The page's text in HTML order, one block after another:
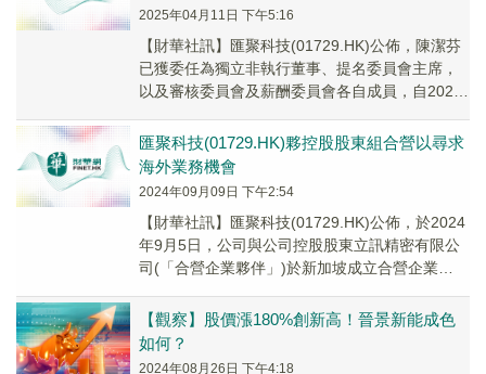
2025年04月11日 下午5:16
【財華社訊】匯聚科技(01729.HK)公佈，陳潔芬
已獲委任為獨立非執行董事、提名委員會主席，
以及審核委員會及薪酬委員會各自成員，自2025
匯聚科技(01729.HK)夥控股股東組合營以尋求
海外業務機會
2024年09月09日 下午2:54
【財華社訊】匯聚科技(01729.HK)公佈，於2024
年9月5日，公司與公司控股股東立訊精密有限公
司(「合營企業夥伴」)於新加坡成立合營企業
【觀察】股價漲180%創新高！晉景新能成色
如何？
2024年08月26日 下午4:18